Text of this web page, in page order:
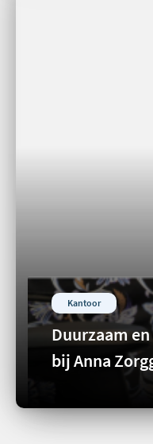
Kantoor
Duurzaam
bij Anna